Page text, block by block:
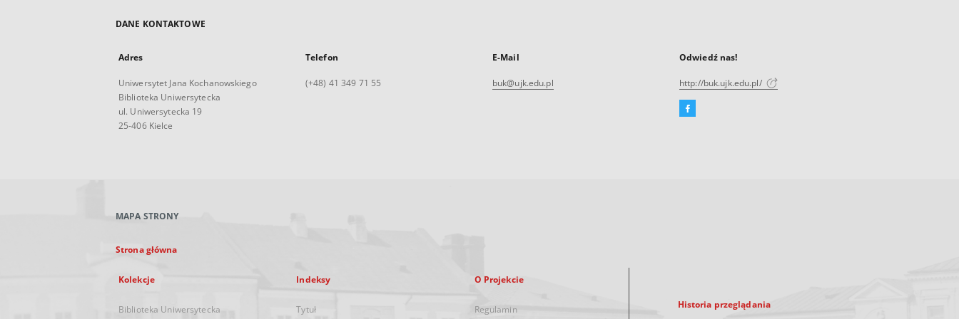
DANE KONTAKTOWE
Adres
Uniwersytet Jana Kochanowskiego
Biblioteka Uniwersytecka
ul. Uniwersytecka 19
25-406 Kielce
Telefon
(+48) 41 349 71 55
E-Mail
buk@ujk.edu.pl
Odwiedź nas!
http://buk.ujk.edu.pl/
Facebook
MAPA STRONY
Strona główna
Kolekcje
Biblioteka Uniwersytecka
Indeksy
Tytuł
O Projekcie
Regulamin Historia przeglądania